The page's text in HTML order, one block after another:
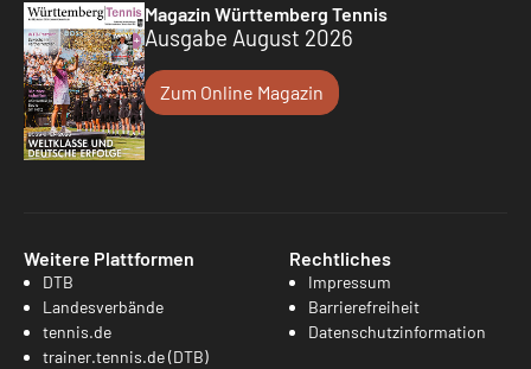
Magazin Württemberg Tennis
Ausgabe August 2026
Zum Online Magazin
Weitere Plattformen
DTB
Landesverbände
tennis.de
trainer.tennis.de (DTB)
Rechtliches
Impressum
Barrierefreiheit
Datenschutzinformation